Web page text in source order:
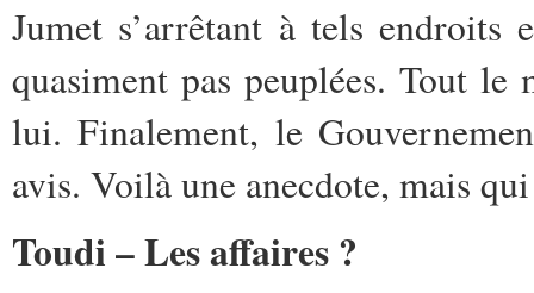
Jumet s’arrêtant à tels endroits
quasiment pas peuplées. Tout
lui. Finalement, le
avis. Voilà une anecdote, mais
Toudi – Les affaires ?